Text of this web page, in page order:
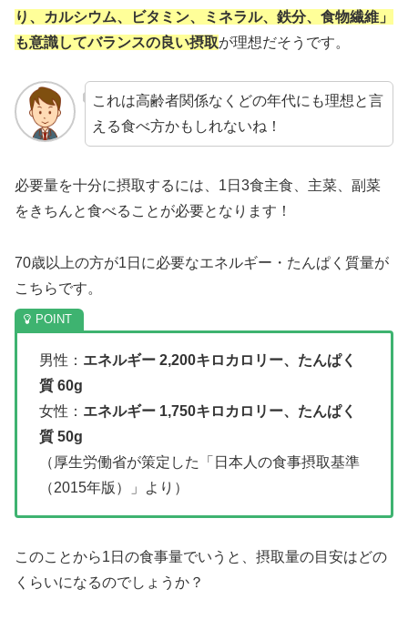
り、カルシウム、ビタミン、ミネラル、鉄分、食物繊維」
も意識してバランスの良い摂取が理想だそうです。
これは高齢者関係なくどの年代にも理想と言
える食べ方かもしれないね！
必要量を十分に摂取するには、1日3食主食、主菜、副菜
をきちんと食べることが必要となります！
70歳以上の方が1日に必要なエネルギー・たんぱく質量が
こちらです。
男性： エネルギー 2,200キロカロリー、たんぱく
質 60g
女性： エネルギー 1,750キロカロリー、たんぱく
質 50g
（厚生労働省が策定した「日本人の食事摂取基準
（2015年版）」より）
このことから1日の食事量でいうと、摂取量の目安はどの
くらいになるのでしょうか？